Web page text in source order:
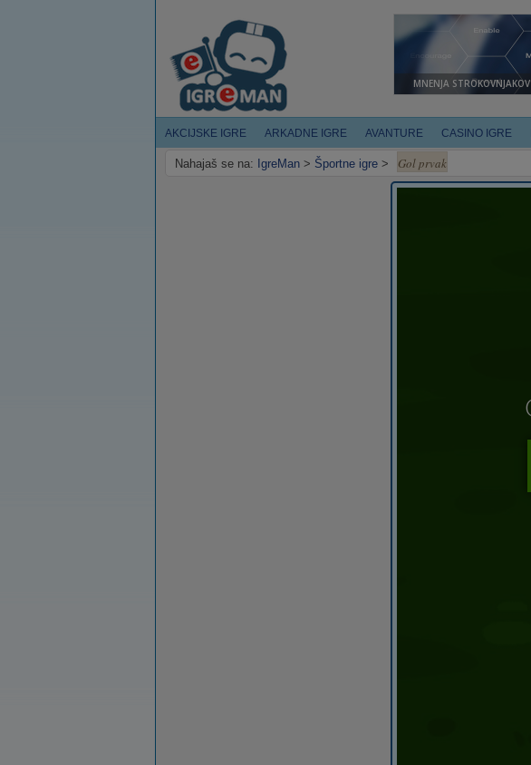
AKCIJSKE IGRE ARKADNE IGRE AVANTURE CASINO IGRE
Nahajaš se na: IgreMan > Športne igre > Gol prvak